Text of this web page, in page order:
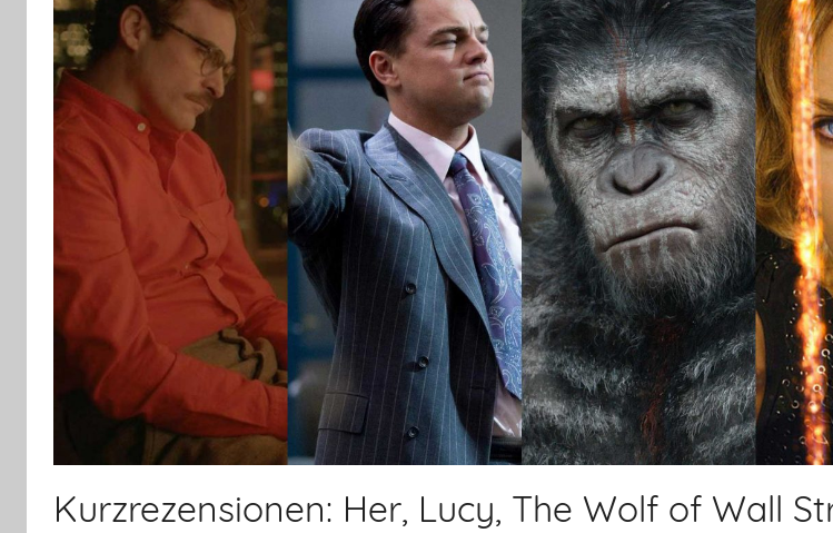
Kurzrezensionen: Her, Lucy, The Wolf of Wall